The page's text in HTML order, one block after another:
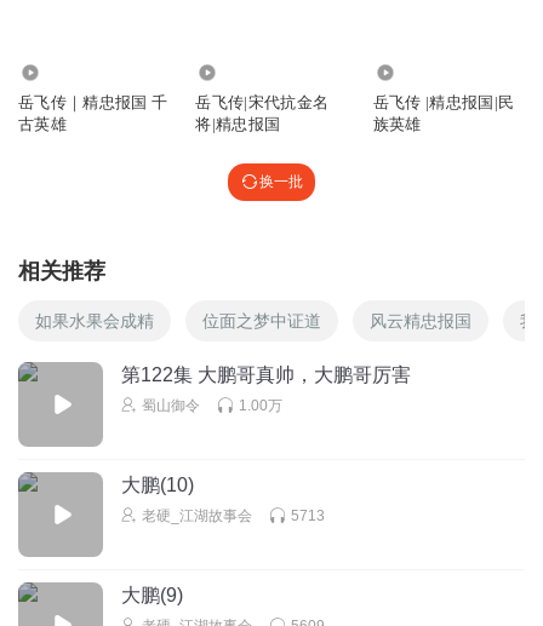
岳飞传｜精忠报国 千
古英雄
岳飞传|宋代抗金名
将|精忠报国
岳飞传 |精忠报国|民
族英雄
换一批
相关推荐
如果水果会成精 位面之梦中证道 风云精忠报国 我
第122集 大鹏哥真帅，大鹏哥厉害
蜀山御令 1.00万
大鹏(10)
老硬_江湖故事会 5713
大鹏(9)